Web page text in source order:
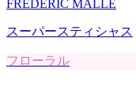
FREDERIC MALLE
スーパースティシャス
フローラル